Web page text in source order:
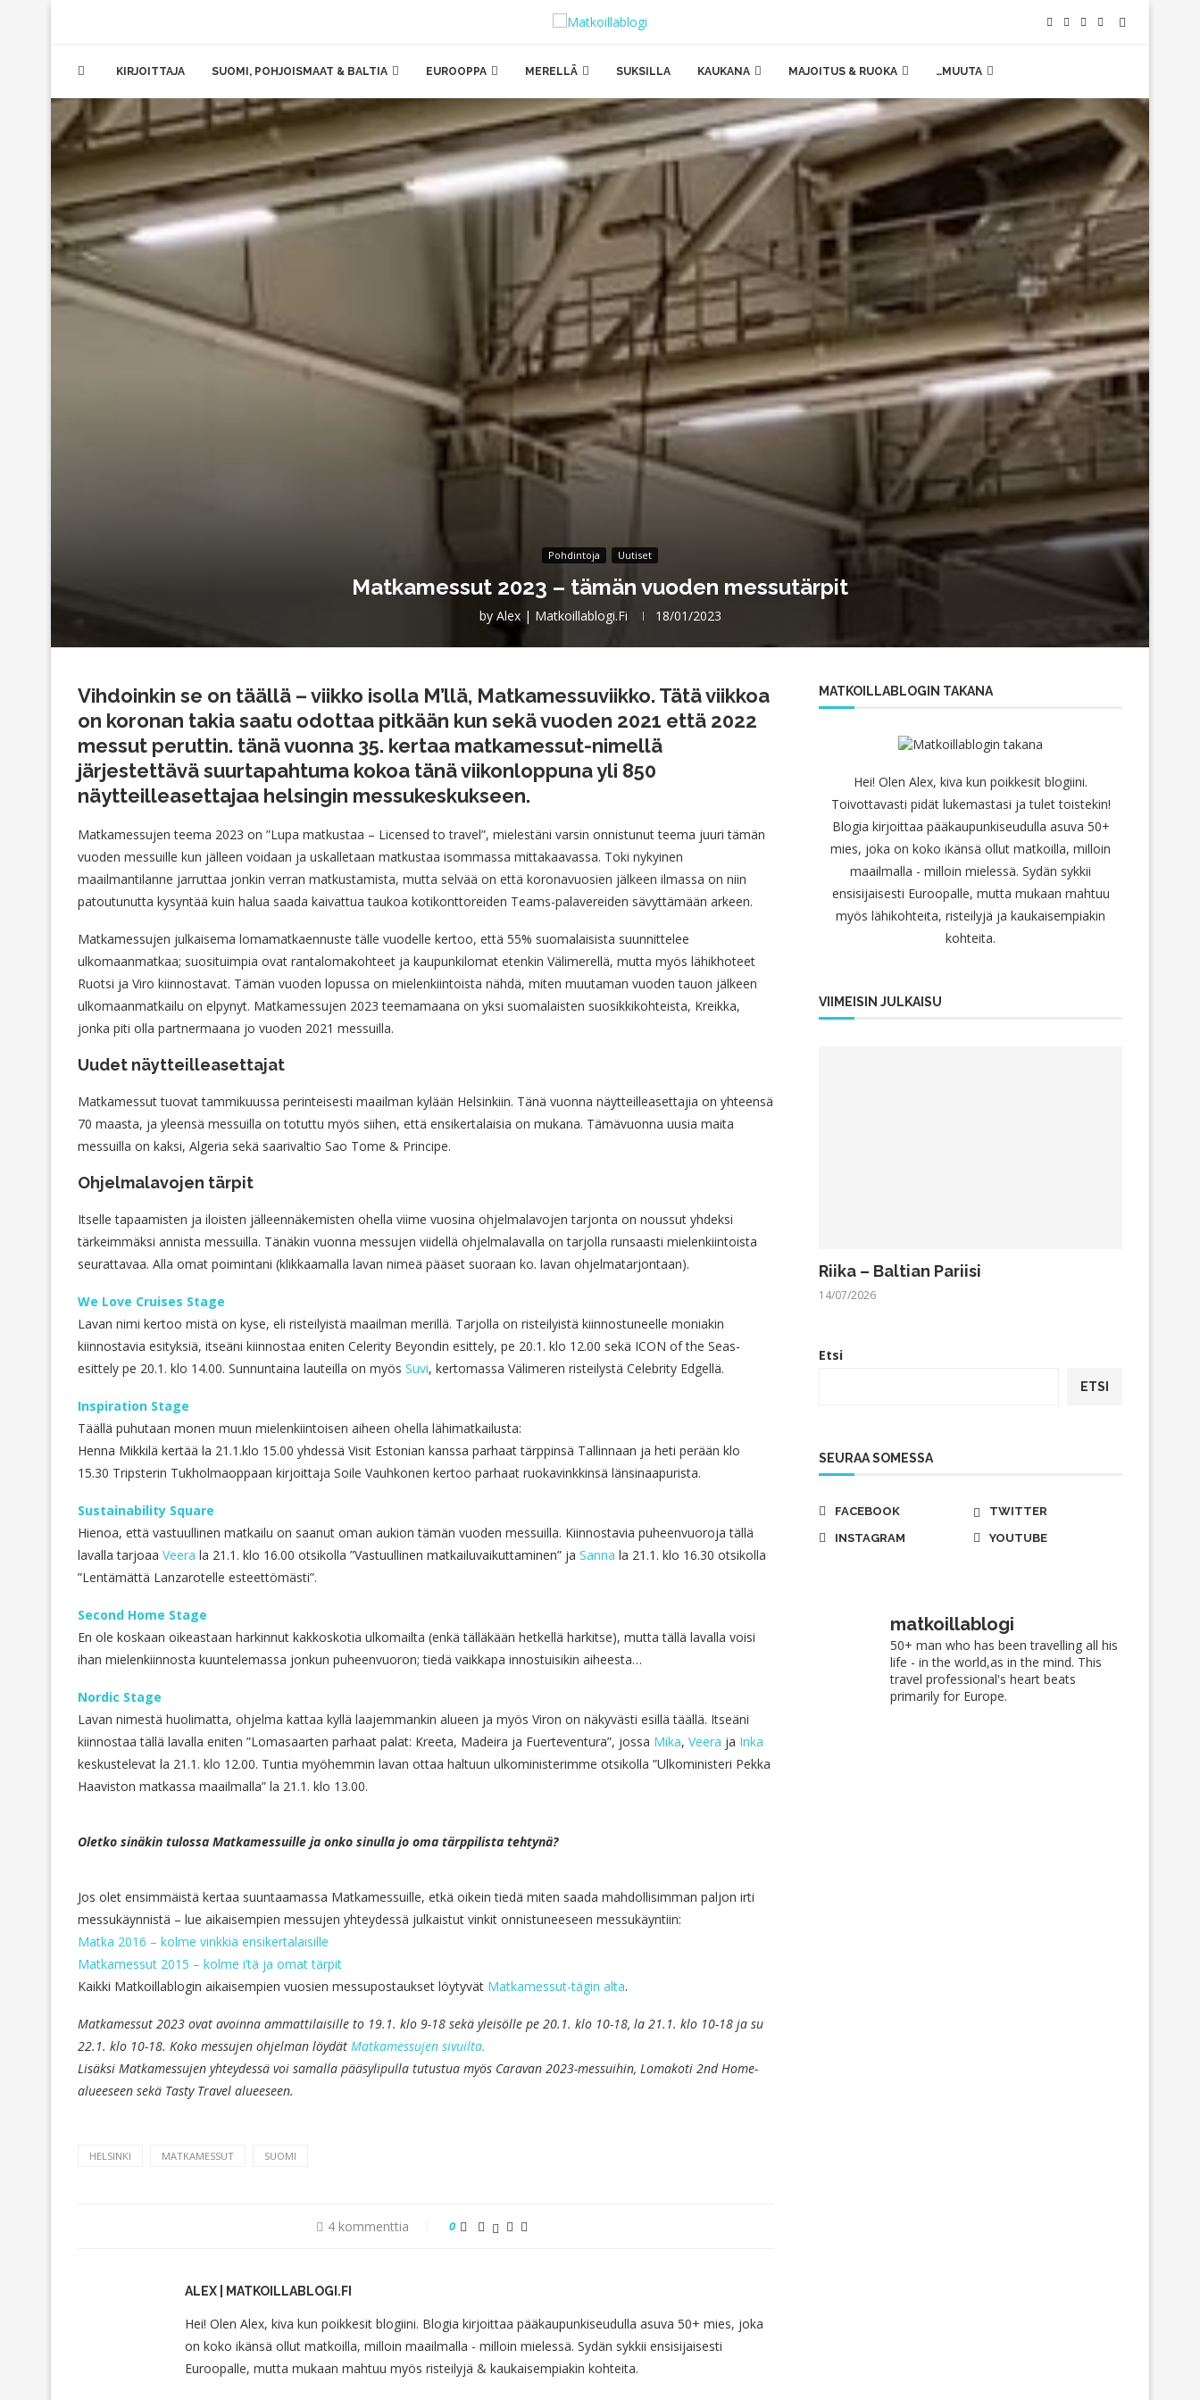
KIRJOITTAJA SUOMI, POHJOISMAAT & BALTIA EUROOPPA MERELLÄ SUKSILLA KAUKANA MAJOITUS & RUOKA …MUUTA
Pohdintoja Uutiset
Matkamessut 2023 – tämän vuoden messutärpit
by Alex | Matkoillablogi.fi 18/01/2023
Vihdoinkin se on täällä – viikko isolla M’llä, Matkamessuviikko. Tätä viikkoa
on koronan takia saatu odottaa pitkään kun sekä vuoden 2021 että 2022
messut peruttin. tänä vuonna 35. kertaa matkamessut-nimellä
järjestettävä suurtapahtuma kokoa tänä viikonloppuna yli 850
näytteilleasettajaa helsingin messukeskukseen.
Matkamessujen teema 2023 on ”Lupa matkustaa – Licensed to travel”, mielestäni varsin onnistunut teema juuri tämän
vuoden messuille kun jälleen voidaan ja uskalletaan matkustaa isommassa mittakaavassa. Toki nykyinen
maailmantilanne jarruttaa jonkin verran matkustamista, mutta selvää on että koronavuosien jälkeen ilmassa on niin
patoutunutta kysyntää kuin halua saada kaivattua taukoa kotikonttoreiden Teams-palavereiden sävyttämään arkeen.
Matkamessujen julkaisema lomamatkaennuste tälle vuodelle kertoo, että 55% suomalaisista suunnittelee
ulkomaanmatkaa; suosituimpia ovat rantalomakohteet ja kaupunkilomat etenkin Välimerellä, mutta myös lähikhoteet
Ruotsi ja Viro kiinnostavat. Tämän vuoden lopussa on mielenkiintoista nähdä, miten muutaman vuoden tauon jälkeen
ulkomaanmatkailu on elpynyt. Matkamessujen 2023 teemamaana on yksi suomalaisten suosikkikohteista, Kreikka,
jonka piti olla partnermaana jo vuoden 2021 messuilla.
Uudet näytteilleasettajat
Matkamessut tuovat tammikuussa perinteisesti maailman kylään Helsinkiin. Tänä vuonna näytteilleasettajia on yhteensä
70 maasta, ja yleensä messuilla on totuttu myös siihen, että ensikertalaisia on mukana. Tämävuonna uusia maita
messuilla on kaksi, Algeria sekä saarivaltio Sao Tome & Principe.
Ohjelmalavojen tärpit
Itselle tapaamisten ja iloisten jälleennäkemisten ohella viime vuosina ohjelmalavojen tarjonta on noussut yhdeksi
tärkeimmäksi annista messuilla. Tänäkin vuonna messujen viidellä ohjelmalavalla on tarjolla runsaasti mielenkiintoista
seurattavaa. Alla omat poimintani (klikkaamalla lavan nimeä pääset suoraan ko. lavan ohjelmatarjontaan).
We Love Cruises Stage
Lavan nimi kertoo mistä on kyse, eli risteilyistä maailman merillä. Tarjolla on risteilyistä kiinnostuneelle moniakin
kiinnostavia esityksiä, itseäni kiinnostaa eniten Celerity Beyondin esittely, pe 20.1. klo 12.00 sekä ICON of the Seas-
esittely pe 20.1. klo 14.00. Sunnuntaina lauteilla on myös Suvi, kertomassa Välimeren risteilystä Celebrity Edgellä.
Inspiration Stage
Täällä puhutaan monen muun mielenkiintoisen aiheen ohella lähimatkailusta:
Henna Mikkilä kertää la 21.1.klo 15.00 yhdessä Visit Estonian kanssa parhaat tärppinsä Tallinnaan ja heti perään klo
15.30 Tripsterin Tukholmaoppaan kirjoittaja Soile Vauhkonen kertoo parhaat ruokavinkkinsä länsinaapurista.
Sustainability Square
Hienoa, että vastuullinen matkailu on saanut oman aukion tämän vuoden messuilla. Kiinnostavia puheenvuoroja tällä
lavalla tarjoaa Veera la 21.1. klo 16.00 otsikolla ”Vastuullinen matkailuvaikuttaminen” ja Sanna la 21.1. klo 16.30 otsikolla
”Lentämättä Lanzarotelle esteettömästi”.
Second Home Stage
En ole koskaan oikeastaan harkinnut kakkoskotia ulkomailta (enkä tälläkään hetkellä harkitse), mutta tällä lavalla voisi
ihan mielenkiinnosta kuuntelemassa jonkun puheenvuoron; tiedä vaikkapa innostuisikin aiheesta…
Nordic Stage
Lavan nimestä huolimatta, ohjelma kattaa kyllä laajemmankin alueen ja myös Viron on näkyvästi esillä täällä. Itseäni
kiinnostaa tällä lavalla eniten ”Lomasaarten parhaat palat: Kreeta, Madeira ja Fuerteventura”, jossa Mika, Veera ja Inka
keskustelevat la 21.1. klo 12.00. Tuntia myöhemmin lavan ottaa haltuun ulkoministerimme otsikolla ”Ulkoministeri Pekka
Haaviston matkassa maailmalla” la 21.1. klo 13.00.
Oletko sinäkin tulossa Matkamessuille ja onko sinulla jo oma tärppilista tehtynä?
Jos olet ensimmäistä kertaa suuntaamassa Matkamessuille, etkä oikein tiedä miten saada mahdollisimman paljon irti
messukäynnistä – lue aikaisempien messujen yhteydessä julkaistut vinkit onnistuneeseen messukäyntiin:
Matka 2016 – kolme vinkkiä ensikertalaisille
Matkamessut 2015 – kolme i’tä ja omat tärpit
Kaikki Matkoillablogin aikaisempien vuosien messupostaukset löytyvät Matkamessut-tägin alta.
Matkamessut 2023 ovat avoinna ammattilaisille to 19.1. klo 9-18 sekä yleisölle pe 20.1. klo 10-18, la 21.1. klo 10-18 ja su
22.1. klo 10-18. Koko messujen ohjelman löydät Matkamessujen sivuilta.
Lisäksi Matkamessujen yhteydessä voi samalla pääsylipulla tutustua myös Caravan 2023-messuihin, Lomakoti 2nd Home-
alueeseen sekä Tasty Travel alueeseen.
HELSINKI MATKAMESSUT SUOMI
4 kommenttia 0
ALEX | MATKOILLABLOGI.FI
Hei! Olen Alex, kiva kun poikkesit blogiini. Blogia kirjoittaa pääkaupunkiseudulla asuva 50+ mies, joka
on koko ikänsä ollut matkoilla, milloin maailmalla - milloin mielessä. Sydän sykkii ensisijaisesti
Euroopalle, mutta mukaan mahtuu myös risteilyjä & kaukaisempiakin kohteita.
MATKOILLABLOGIN TAKANA
Hei! Olen Alex, kiva kun poikkesit blogiini.
Toivottavasti pidät lukemastasi ja tulet toistekin!
Blogia kirjoittaa pääkaupunkiseudulla asuva 50+
mies, joka on koko ikänsä ollut matkoilla, milloin
maailmalla - milloin mielessä. Sydän sykkii
ensisijaisesti Euroopalle, mutta mukaan mahtuu
myös lähikohteita, risteilyjä ja kaukaisempiakin
kohteita.
VIIMEISIN JULKAISU
Riika – Baltian Pariisi
14/07/2026
Etsi
ETSI
SEURAA SOMESSA
FACEBOOK
TWITTER
INSTAGRAM
YOUTUBE
matkoillablogi
50+ man who has been travelling all his
life - in the world,as in the mind. This
travel professional's heart beats
primarily for Europe.